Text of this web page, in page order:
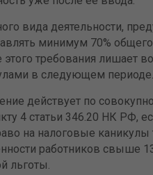
вида деятельности,
минимум 70%
требования лишает
в следующем периоде.
действует по
4 статьи 346.20 НК РФ,
на налоговые каникулы
работников свыше
льготы.